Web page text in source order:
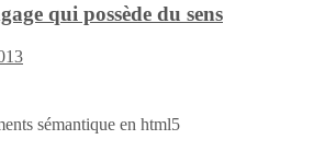
qui possède du sens